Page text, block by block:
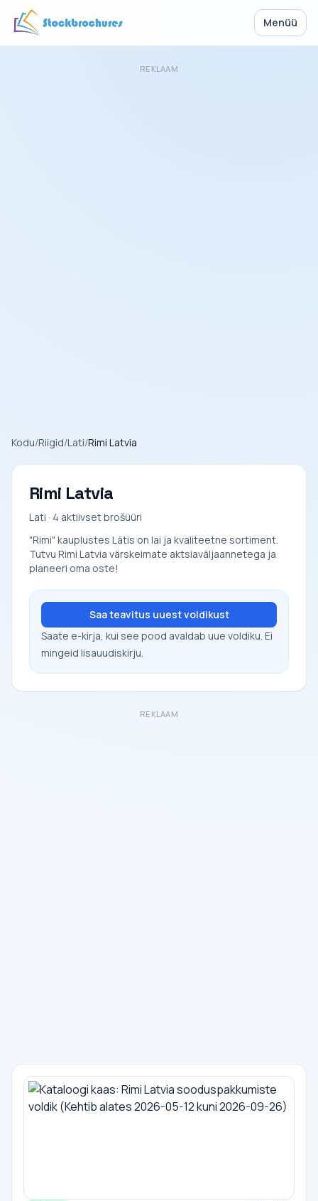
Menüü
REKLAAM
Kodu/Riigid/Lati/Rimi Latvia
Rimi Latvia
Lati · 4 aktiivset brošüüri
"Rimi" kauplustes Lätis on lai ja kvaliteetne sortiment.
Tutvu Rimi Latvia värskeimate aktsiaväljaannetega ja
planeeri oma oste!
Saa teavitus uuest voldikust
Saate e-kirja, kui see pood avaldab uue voldiku. Ei
mingeid lisauudiskirju.
REKLAAM